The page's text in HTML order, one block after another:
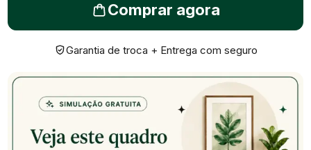
Comprar agora
Garantia de troca + Entrega com seguro